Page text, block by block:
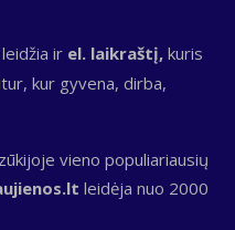
ir el. laikraštį, kuris
kur gyvena, dirba,
vieno populiariausių
leidėja nuo 2000